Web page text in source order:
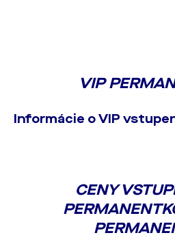
VIP
Informácie o VIP
CENY